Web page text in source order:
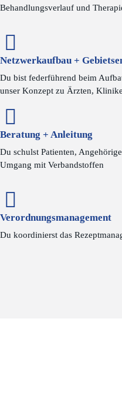
Behandlungsverlauf und
Netzwerkaufbau +
Du bist federführend beim
unser Konzept zu Ärzten,
Beratung + Anleitung
Du schulst Patienten,
Umgang mit Verbandstoffen
Verordnungsmanagement
Du koordinierst das